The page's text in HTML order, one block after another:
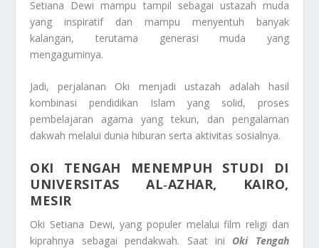
Setiana Dewi mampu tampil sebagai ustazah muda
yang inspiratif dan mampu menyentuh banyak
kalangan, terutama generasi muda yang
mengaguminya.
Jadi, perjalanan Oki menjadi ustazah adalah hasil
kombinasi pendidikan Islam yang solid, proses
pembelajaran agama yang tekun, dan pengalaman
dakwah melalui dunia hiburan serta aktivitas sosialnya.
OKI TENGAH MENEMPUH STUDI DI
UNIVERSITAS AL‑AZHAR, KAIRO,
MESIR
Oki Setiana Dewi, yang populer melalui film religi dan
kiprahnya sebagai pendakwah. Saat ini Oki Tengah